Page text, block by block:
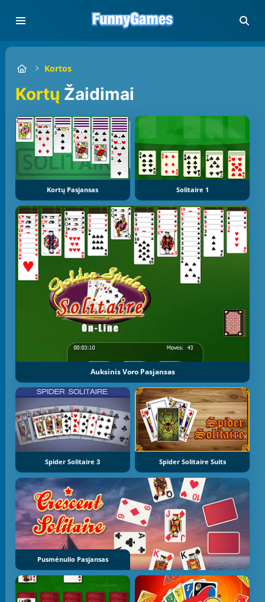
Kortos
Kortų Žaidimai
Kortų Pasjansas Solitaire 1
Auksinis Voro Pasjansas
Spider Solitaire 3 Spider Solitaire Suits
Pusmėnulio Pasjansas